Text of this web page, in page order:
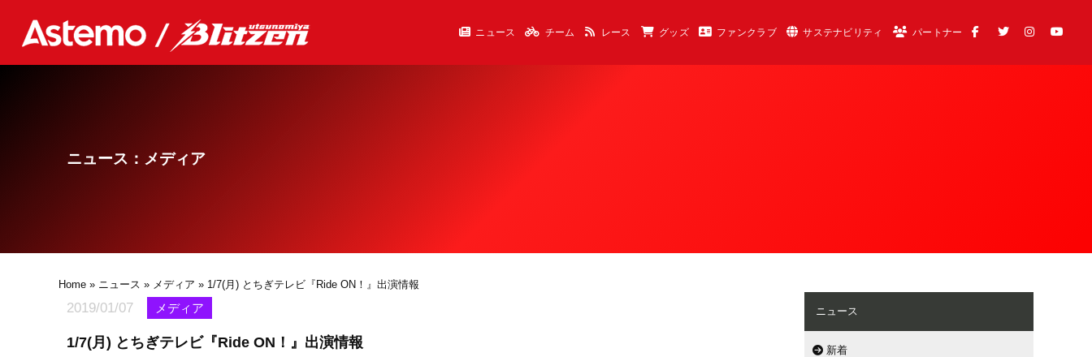
ニュース チーム レース グッズ ファンクラブ サステナビリティ パートナー
ニュース：メディア
Home » ニュース » メディア » 1/7(月) とちぎテレビ『Ride ON！』出演情報
2019/01/07 メディア
1/7(月) とちぎテレビ『Ride ON！』出演情報
ニュース
新着